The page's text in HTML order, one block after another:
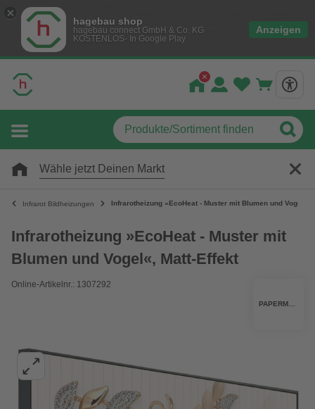
hagebau shop
hagebau connect GmbH & Co. KG
KOSTENLOS- In Google Play
Anzeigen
Wähle jetzt Deinen Markt
Infrarot Bildheizungen Infrarotheizung »EcoHeat - Muster mit Blumen und Vogel«,
Infrarotheizung »EcoHeat - Muster mit
Blumen und Vogel«, Matt-Effekt
Online-Artikelnr.: 1307292